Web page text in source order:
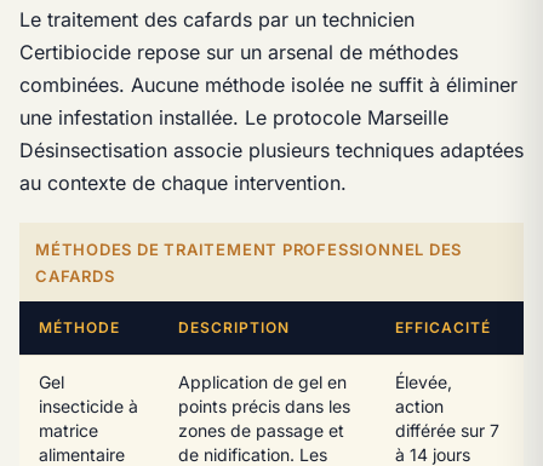
Le traitement des cafards par un technicien
Certibiocide repose sur un arsenal de méthodes
combinées. Aucune méthode isolée ne suffit à éliminer
une infestation installée. Le protocole Marseille
Désinsectisation associe plusieurs techniques adaptées
au contexte de chaque intervention.
MÉTHODES DE TRAITEMENT PROFESSIONNEL DES
CAFARDS
MÉTHODE DESCRIPTION EFFICACITÉ
Gel
insecticide à
matrice
alimentaire
Application de gel en
points précis dans les
zones de passage et
de nidification. Les
Élevée,
action
différée sur 7
à 14 jours